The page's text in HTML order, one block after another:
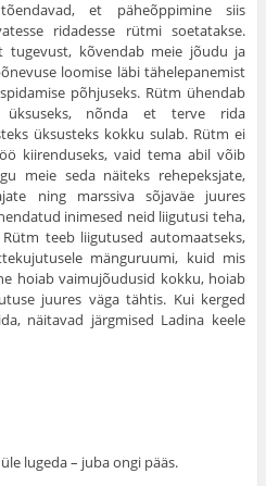
et päheõppimine siis
ridadesse rütmi soe­tatakse.
tugevust, kõvendab meie jõudu ja
loomise läbi tähelepanemist
põhjuseks. Rütm ühendab
nõnda et terve rida
üksusteks kokku sulab. Rütm ei
kiirenduseks, vaid tema abil võib
meie seda näiteks rehepeksjate,
ning marssiva sõjaväe juures
inimesed neid liigu­tusi teha,
teeb liigu­tused automaatseks,
mänguruumi, kuid mis
hoiab vaimujõudusid kokku, hoiab
juures väga tähtis. Kui kerged
näitavad järgmised Ladina keele
lugeda – juba ongi pääs.